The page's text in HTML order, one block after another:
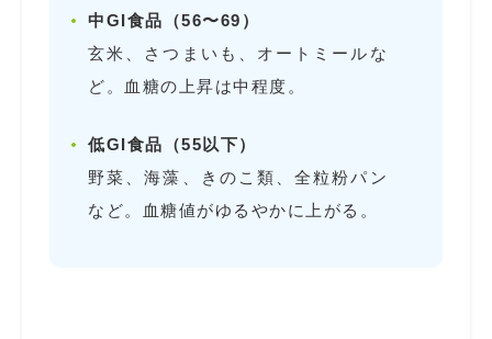
中GI食品（56〜69）
玄米、さつまいも、オートミールな
ど。血糖の上昇は中程度。
低GI食品（55以下）
野菜、海藻、きのこ類、全粒粉パン
など。血糖値がゆるやかに上がる。